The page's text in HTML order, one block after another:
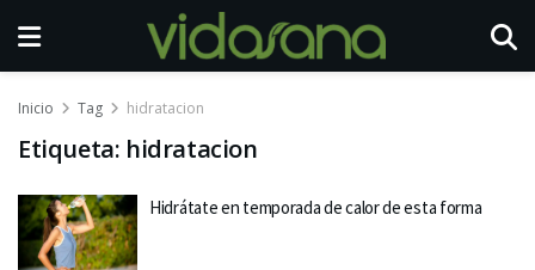
Inicio Tag hidratacion
Etiqueta: hidratacion
Hidrátate en temporada de calor de esta forma